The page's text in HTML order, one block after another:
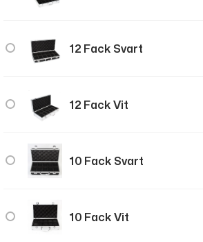
12 Fack Svart
12 Fack Vit
10 Fack Svart
10 Fack Vit